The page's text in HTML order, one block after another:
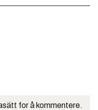
for å kommentere.